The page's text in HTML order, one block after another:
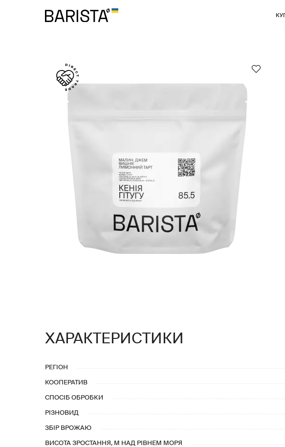
ХАРАКТЕРИСТИКИ
РЕГІОН
КООПЕРАТИВ
СПОСІБ ОБРОБКИ
РІЗНОВИД
ЗБІР ВРОЖАЮ
ВИСОТА ЗРОСТАННЯ, М НАД РІВНЕМ МОРЯ